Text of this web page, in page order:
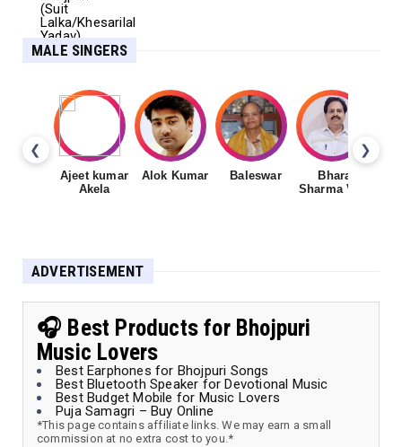
MALE SINGERS
❮ ❯
Ajeet kumar
Akela
Alok Kumar Baleswar
Bharat
Sharma Vyas
ADVERTISEMENT
🎧 Best Products for Bhojpuri
Music Lovers
Best Earphones for Bhojpuri Songs
Best Bluetooth Speaker for Devotional Music
Best Budget Mobile for Music Lovers
Puja Samagri – Buy Online
*This page contains affiliate links. We may earn a small
commission at no extra cost to you.*